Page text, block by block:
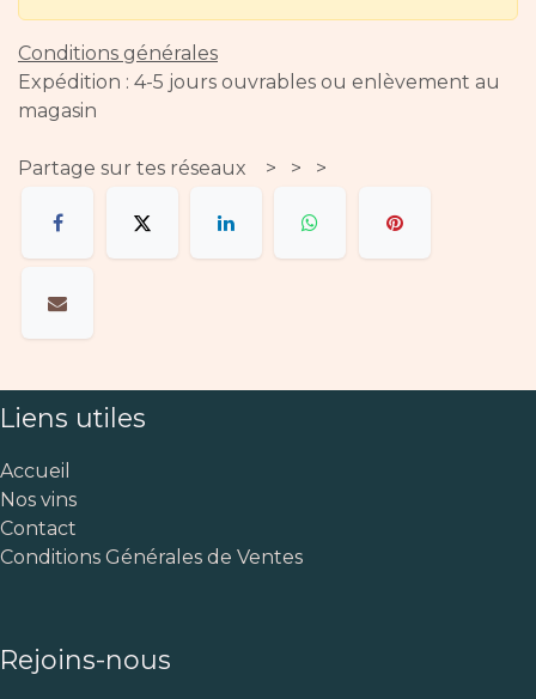
Conditions générales
Expédition : 4-5 jours ouvrables ou enlèvement au
magasin
Partage sur tes réseaux > > >
Liens utiles
Accueil
Nos vins
Contact
Conditions Générales de Ventes
Rejoins-nous